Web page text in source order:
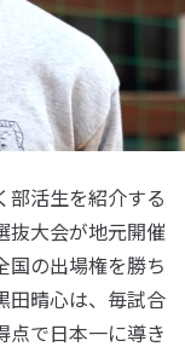
部活生を紹介する
抜大会が地元開催
国の出場権を勝ち
田晴心は、毎試合
点で日本一に導き